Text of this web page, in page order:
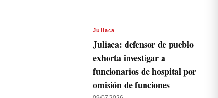
Juliaca
Juliaca: defensor de pueblo
exhorta investigar a
funcionarios de hospital por
omisión de funciones